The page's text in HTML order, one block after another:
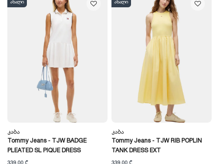
ახალი
Კაბა
Tommy Jeans - TJW BADGE
PLEATED SL PIQUE DRESS
339,00 ₾
ახალი
Კაბა
Tommy Jeans - TJW RIB POPLIN
TANK DRESS EXT
339,00 ₾